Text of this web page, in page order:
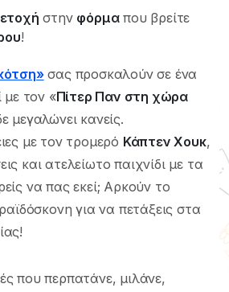
στην φόρμαπου βρείτε
!
σας προσκαλούν σε ένα
με τον «Πίτερ Παν στη χώρα
μεγαλώνει κανείς.
με τον τρομερό Κάπτεν Χουκ,
και ατελείωτο παιχνίδι με τα
να πας εκεί; Αρκούν το
για να πετάξεις στα
που περπατάνε, μιλάνε,